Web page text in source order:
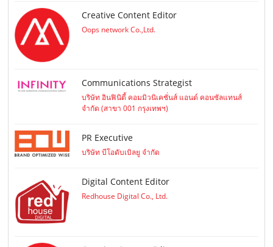
Creative Content Editor
Oops network Co.,Ltd.
Communications Strategist
บริษัท อินฟินิตี้ คอมมิวนิเคชั่นส์ แอนด์ คอนซัลแทนส์
จำกัด (สาขา 001 กรุงเทพฯ)
PR Executive
บริษัท บีโอดับเบิลยู จำกัด
Digital Content Editor
Redhouse Digital Co., Ltd.